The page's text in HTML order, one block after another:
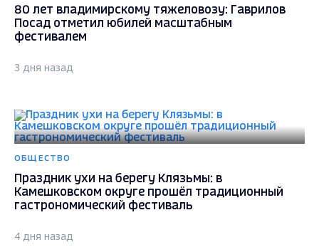
80 лет владимирскому тяжеловозу: Гаврилов
Посад отметил юбилей масштабным
фестивалем
3 дня назад
ОБЩЕСТВО
Праздник ухи на берегу Клязьмы: в
Камешковском округе прошёл традиционный
гастрономический фестиваль
4 дня назад